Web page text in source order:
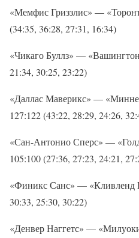
«Мемфис Гриззлис» —
(34:35, 36:28, 27:31, 16:34)
«Чикаго Буллз» —
21:34, 30:25, 23:22)
«Даллас Маверикс» —
127:122 (43:22, 28:29, 24:26,
«Сан-Антонио Сперс» —
105:100 (27:36, 27:23, 24:21,
«Финикс Санс» — «Кливленд
30:33, 25:30, 30:22)
«Денвер Наггетс» —